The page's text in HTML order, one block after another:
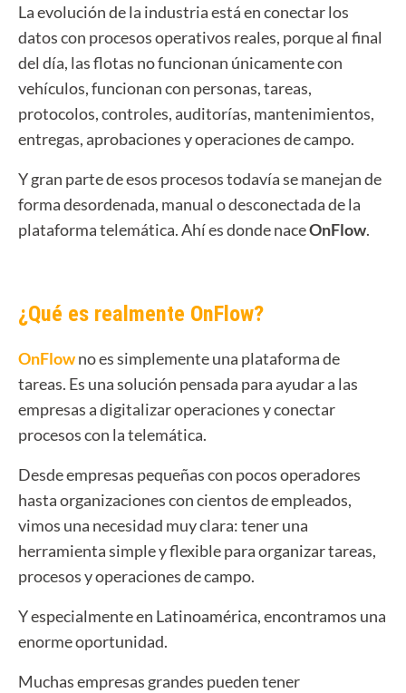
La evolución de la industria está en conectar los
datos con procesos operativos reales, porque al final
del día, las flotas no funcionan únicamente con
vehículos, funcionan con personas, tareas,
protocolos, controles, auditorías, mantenimientos,
entregas, aprobaciones y operaciones de campo.
Y gran parte de esos procesos todavía se manejan de
forma desordenada, manual o desconectada de la
plataforma telemática.Ahí es donde naceOnFlow.
¿Qué es realmente OnFlow?
OnFlowno es simplemente una plataforma de
tareas. Es una solución pensada para ayudar a las
empresas a digitalizar operaciones y conectar
procesos con la telemática.
Desde empresas pequeñas con pocos operadores
hasta organizaciones con cientos de empleados,
vimos una necesidad muy clara: tener una
herramienta simple y flexible para organizar tareas,
procesos y operaciones de campo.
Y especialmente en Latinoamérica, encontramos una
enorme oportunidad.
Muchas empresas grandes pueden tener